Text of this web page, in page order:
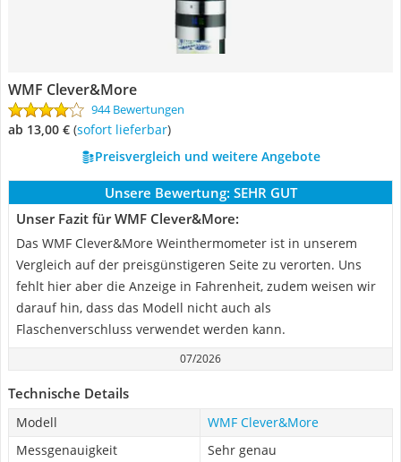
WMF Clever&More
944 Bewertungen
ab 13,00 € ( Sofort lieferbar)
Preisvergleich und weitere Angebote
Unsere Bewertung: SEHR GUT
Unser Fazit für WMF Clever&More:
Das WMF Clever&More Weinthermometer ist in unserem
Vergleich auf der preisgünstigeren Seite zu verorten. Uns
fehlt hier aber die Anzeige in Fahrenheit, zudem weisen wir
darauf hin, dass das Modell nicht auch als
Flaschenverschluss verwendet werden kann.
07/2026
Technische Details
Modell
WMF Clever&More
Messgenauigkeit
Sehr genau